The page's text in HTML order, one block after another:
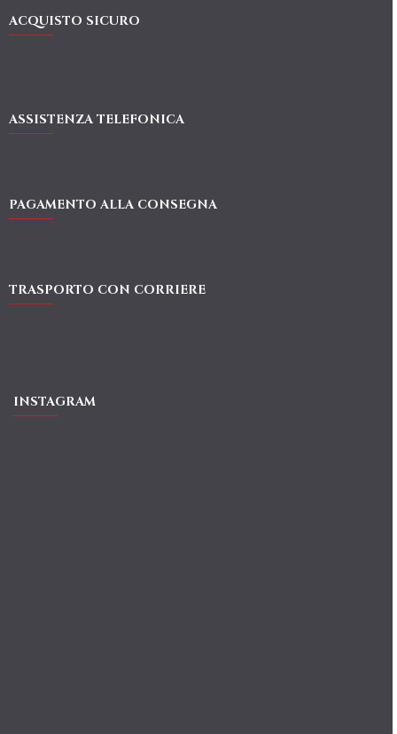
ACQUISTO SICURO
ASSISTENZA TELEFONICA
PAGAMENTO ALLA CONSEGNA
TRASPORTO CON CORRIERE
INSTAGRAM